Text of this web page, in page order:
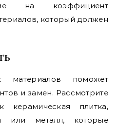
на коэффициент
который должен
материалов поможет
и замен. Рассмотрите
керамическая плитка,
или металл, которые